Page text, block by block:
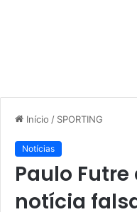
Início / SPORTING
Notícias
Paulo
notícia